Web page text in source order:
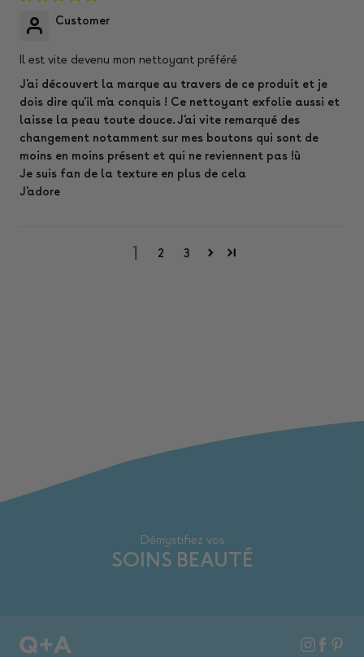
Customer
Il est vite devenu mon nettoyant préféré
J'ai découvert la marque au travers de ce produit et je
dois dire qu'il m'a conquis ! Ce nettoyant exfolie aussi et
laisse la peau toute douce. J'ai vite remarqué des
changement notamment sur mes boutons qui sont de
moins en moins présent et qui ne reviennent pas !ù
Je suis fan de la texture en plus de cela
J'adore
1 2 3
Démystifiez vos
SOINS BEAUTÉ